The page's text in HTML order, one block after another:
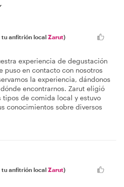
tu anfitrión local Zarut)
experiencia de degustación
puso en contacto con nosotros
la experiencia, dándonos
encontrarnos. Zarut eligió
tipos de comida local y estuvo
conocimientos sobre diversos
tu anfitrión local Zarut)